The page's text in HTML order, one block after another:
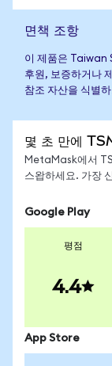
면책 조항
이 제품은
후원, 보증하거나
참조 자산을 식별
몇 초 만에
MetaMask에서
스왑하세요. 가장
Google Play
평점
4.4
App Store